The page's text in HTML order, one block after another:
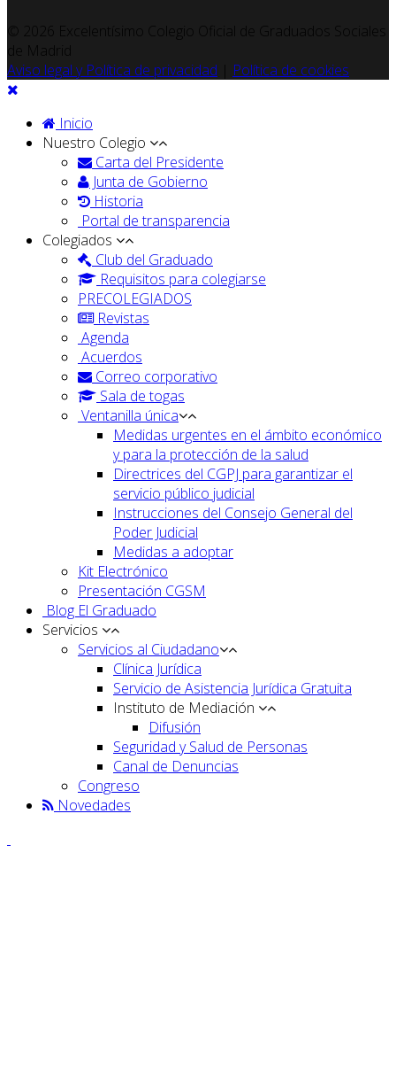
© 2026 Excelentísimo Colegio Oficial de Graduados Sociales
de Madrid
Aviso legal y Política de privacidad
Política de cookies
Inicio
Nuestro Colegio
Carta del Presidente
Junta de Gobierno
Historia
Portal de transparencia
Colegiados
Club del Graduado
Requisitos para colegiarse
PRECOLEGIADOS
Revistas
Agenda
Acuerdos
Correo corporativo
Sala de togas
Ventanilla única
Medidas urgentes en el ámbito económico
y para la protección de la salud
Directrices del CGPJ para garantizar el
servicio público judicial
Instrucciones del Consejo General del
Poder Judicial
Medidas a adoptar
Kit Electrónico
Presentación CGSM
Blog El Graduado
Servicios
Servicios al Ciudadano
Clínica Jurídica
Servicio de Asistencia Jurídica Gratuita
Instituto de Mediación
Difusión
Seguridad y Salud de Personas
Canal de Denuncias
Congreso
Novedades